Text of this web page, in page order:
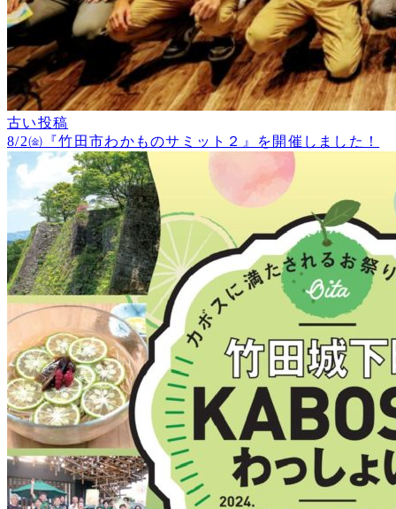
古い投稿
8/2㈮『竹田市わかものサミット２』を開催しました！